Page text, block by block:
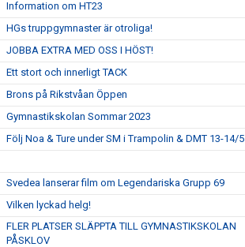
Information om HT23
HGs truppgymnaster är otroliga!
JOBBA EXTRA MED OSS I HÖST!
Ett stort och innerligt TACK
Brons på Rikstvåan Öppen
Gymnastikskolan Sommar 2023
Följ Noa & Ture under SM i Trampolin & DMT 13-14/5
Svedea lanserar film om Legendariska Grupp 69
Vilken lyckad helg!
FLER PLATSER SLÄPPTA TILL GYMNASTIKSKOLAN
PÅSKLOV